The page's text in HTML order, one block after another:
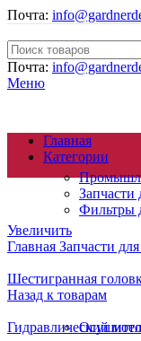
Почта:
Почта:
Меню
Главная
Категории
Запчасти
Фильтры
Увеличить
Главная Запчасти
Шестигранная
Назад к товарам
Гидравлический